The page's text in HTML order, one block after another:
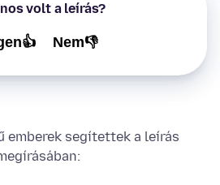
volt a leírás?
Nem👎
emberek segítettek a leírás